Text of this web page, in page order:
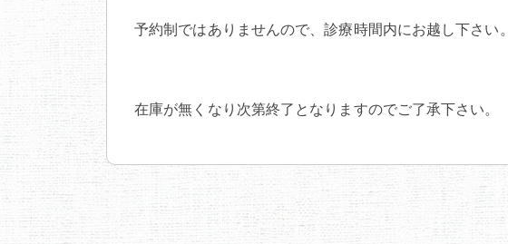
予約制ではありませんので、診療時間内にお越し下さい。
在庫が無くなり次第終了となりますのでご了承下さい。